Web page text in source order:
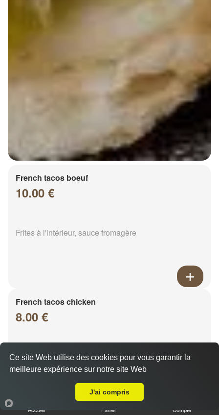
French tacos boeuf
10.00 €
Frites à l'intérieur, sauce fromagère
French tacos chicken
8.00 €
Frites à l'intérieur, sauce fromagère
Accueil Panier Compte
Ce site Web utilise des cookies pour vous garantir la
meilleure expérience sur notre site Web
J'ai compris